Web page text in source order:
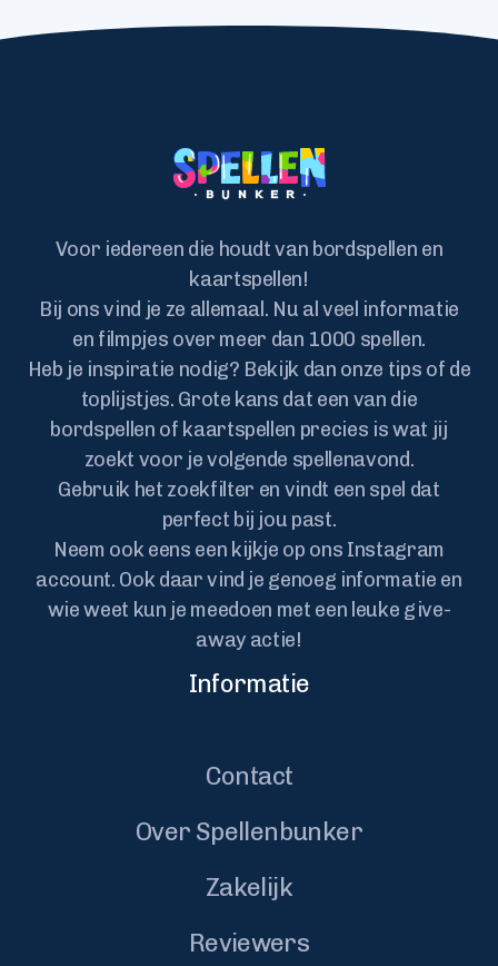
Voor iedereen die houdt van bordspellen en
kaartspellen!
Bij ons vind je ze allemaal. Nu al veel informatie
en filmpjes over meer dan 1000 spellen.
Heb je inspiratie nodig? Bekijk dan onze tips of de
toplijstjes. Grote kans dat een van die
bordspellen of kaartspellen precies is wat jij
zoekt voor je volgende spellenavond.
Gebruik het zoekfilter en vindt een spel dat
perfect bij jou past.
Neem ook eens een kijkje op ons Instagram
account. Ook daar vind je genoeg informatie en
wie weet kun je meedoen met een leuke give-
away actie!
Informatie
Contact
Over Spellenbunker
Zakelijk
Reviewers